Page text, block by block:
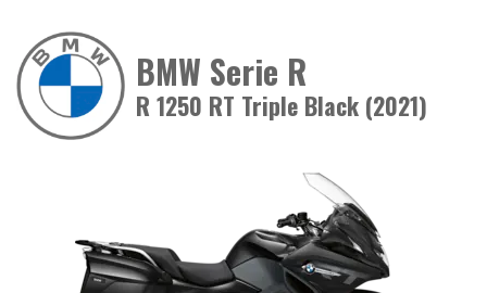
BMW Serie R
R 1250 RT Triple Black (2021)